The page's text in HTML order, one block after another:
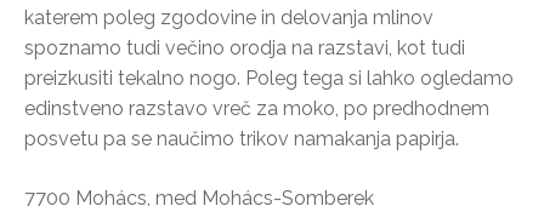
katerem poleg zgodovine in delovanja mlinov
spoznamo tudi večino orodja na razstavi, kot tudi
preizkusiti tekalno nogo. Poleg tega si lahko ogledamo
edinstveno razstavo vreč za moko, po predhodnem
posvetu pa se naučimo trikov namakanja papirja.
7700 Mohács, med Mohács-Somberek